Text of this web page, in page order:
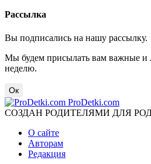
Рассылка
Вы подписались на нашу рассылку.
Мы будем присылать вам важные и
неделю.
Ок
ProDetki.com
СОЗДАН РОДИТЕЛЯМИ ДЛЯ
О сайте
Авторам
Редакция